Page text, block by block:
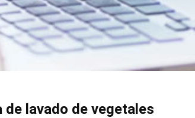
lavado de vegetales